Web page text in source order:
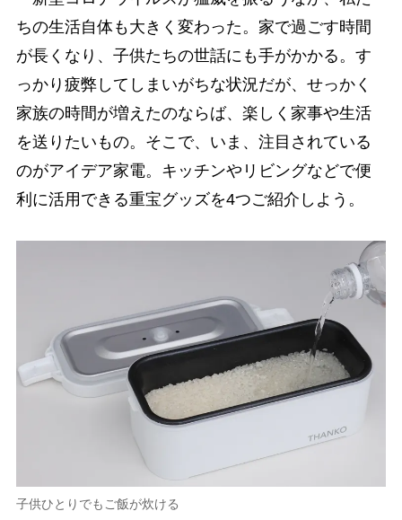
ちの生活自体も大きく変わった。家で過ごす時間
が長くなり、子供たちの世話にも手がかかる。す
っかり疲弊してしまいがちな状況だが、せっかく
家族の時間が増えたのならば、楽しく家事や生活
を送りたいもの。そこで、いま、注目されている
のがアイデア家電。キッチンやリビングなどで便
利に活用できる重宝グッズを4つご紹介しよう。
子供ひとりでもご飯が炊ける